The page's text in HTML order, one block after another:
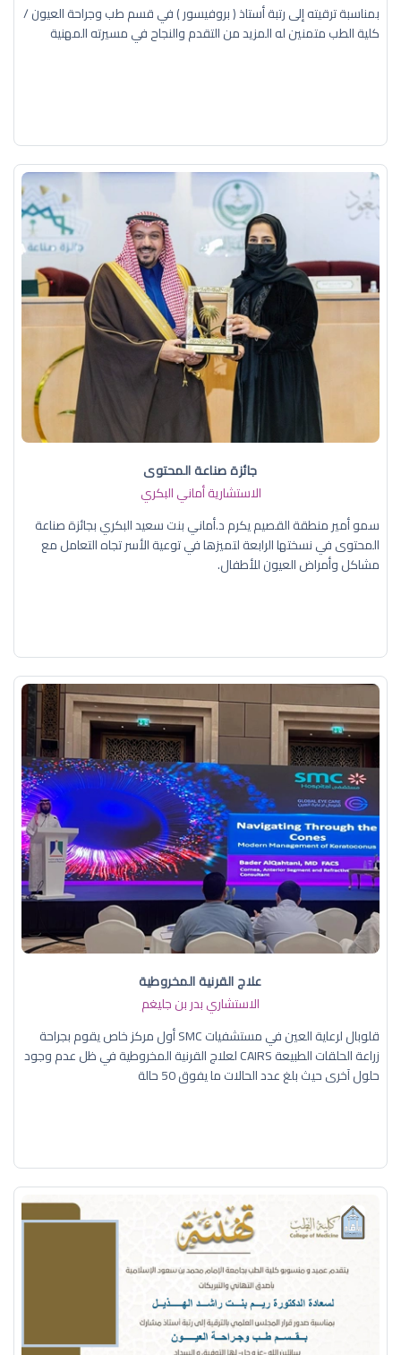
بمناسبة ترقيته إلى رتبة أستاذ ( بروفيسور ) في قسم طب وجراحة العيون /
كلية الطب متمنين له المزيد من التقدم والنجاح في مسيرته المهنية
جائزة صناعة المحتوى
الاستشارية أماني البكري
سمو أمير منطقة القصيم يكرم د.أماني بنت سعيد البكري بجائزة صناعة
المحتوى في نسختها الرابعة لتميزها في توعية الأسر تجاه التعامل مع
مشاكل وأمراض العيون للأطفال.
علاج القرنية المخروطية
الاستشاري بدر بن جليغم
قلوبال لرعاية العين في مستشفيات SMC أول مركز خاص يقوم بجراحة
زراعة الحلقات الطبيعة CAIRS لعلاج القرنية المخروطية في ظل عدم وجود
حلول آخرى حيث بلغ عدد الحالات ما يفوق 50 حالة